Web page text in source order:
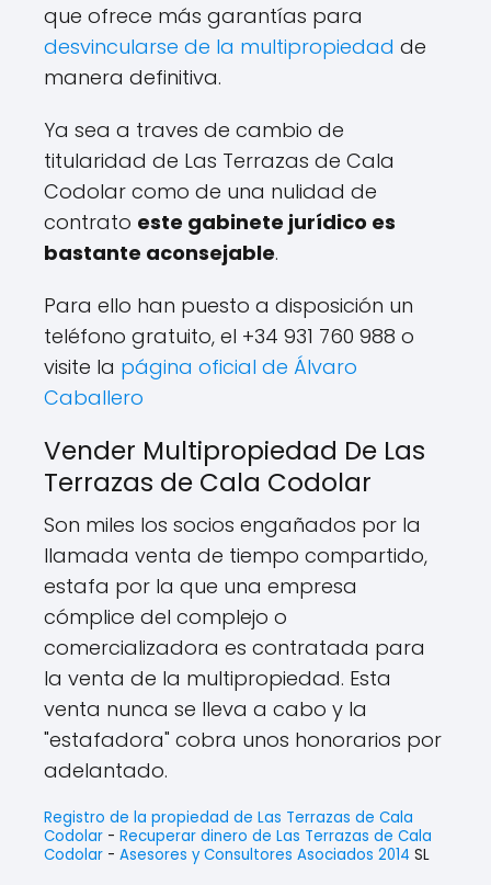
que ofrece más garantías para
desvincularse de la multipropiedad de
manera definitiva.
Ya sea a traves de cambio de
titularidad de Las Terrazas de Cala
Codolar como de una nulidad de
contrato este gabinete jurídico es
bastante aconsejable.
Para ello han puesto a disposición un
teléfono gratuito, el +34 931 760 988 o
visite la página oficial de Álvaro
Caballero
Vender Multipropiedad De Las
Terrazas de Cala Codolar
Son miles los socios engañados por la
llamada venta de tiempo compartido,
estafa por la que una empresa
cómplice del complejo o
comercializadora es contratada para
la venta de la multipropiedad. Esta
venta nunca se lleva a cabo y la
"estafadora" cobra unos honorarios por
adelantado.
Registro de la propiedad de Las Terrazas de Cala
Codolar - Recuperar dinero de Las Terrazas de Cala
Codolar - Asesores y Consultores Asociados 2014 SL